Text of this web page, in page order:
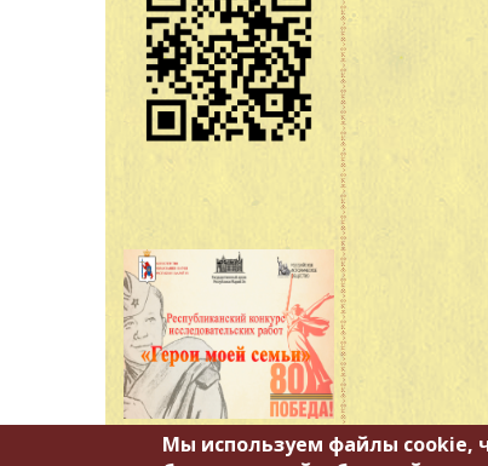
Мы используем файлы cookie,